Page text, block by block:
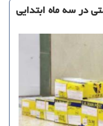
در سه ماه ابتدایی